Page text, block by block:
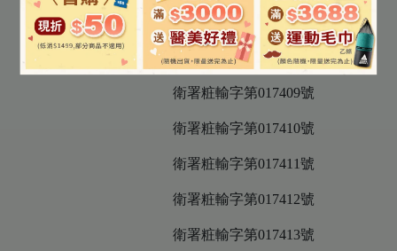
衛署粧輸字第017407號
衛署粧輸字第017408號
衛署粧輸字第017409號
衛署粧輸字第017410號
衛署粧輸字第017411號
衛署粧輸字第017412號
衛署粧輸字第017413號